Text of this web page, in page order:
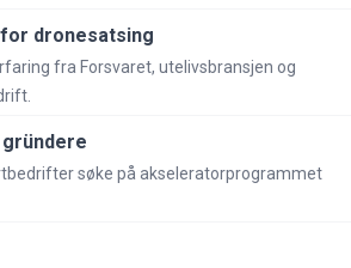
dronesatsing
fra Forsvaret, utelivsbransjen og
søke på akseleratorprogrammet